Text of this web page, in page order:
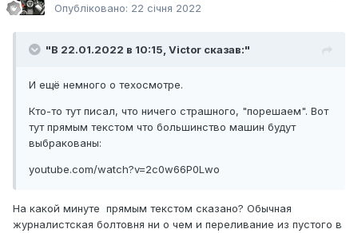
Опубліковано: 22 січня 2022
"В 22.01.2022 в 10:15, Victor сказав:"
И ещё немного о техосмотре.
Кто-то тут писал, что ничего страшного, "порешаем". Вот
тут прямым текстом что большинство машин будут
выбракованы:
youtube.com/watch?v=2c0w66P0Lwo
На какой минуте прямым текстом сказано? Обычная
журналистская болтовня ни о чем и переливание из пустого в